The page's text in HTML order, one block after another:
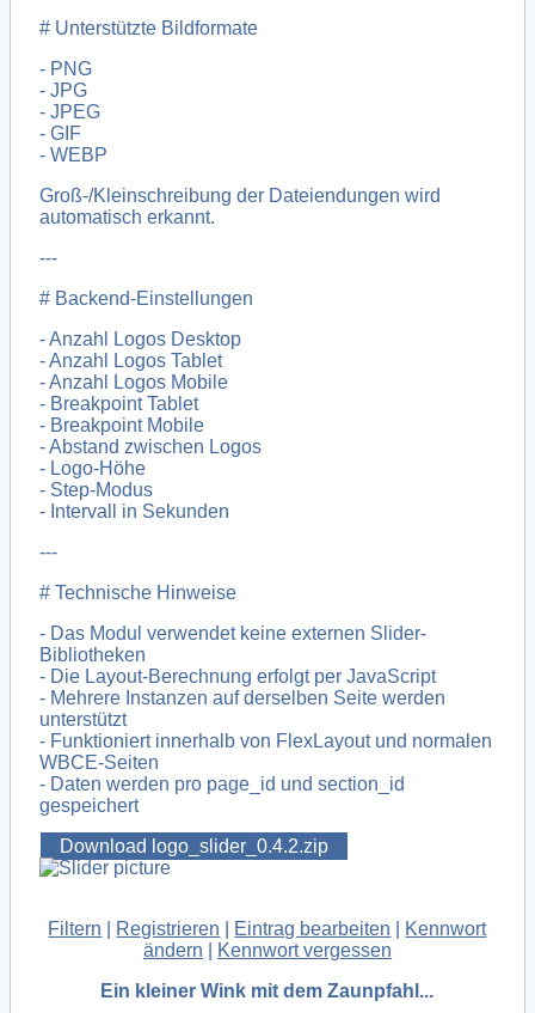
# Unterstützte Bildformate
- PNG
- JPG
- JPEG
- GIF
- WEBP
Groß-/Kleinschreibung der Dateiendungen wird
automatisch erkannt.
---
# Backend-Einstellungen
- Anzahl Logos Desktop
- Anzahl Logos Tablet
- Anzahl Logos Mobile
- Breakpoint Tablet
- Breakpoint Mobile
- Abstand zwischen Logos
- Logo-Höhe
- Step-Modus
- Intervall in Sekunden
---
# Technische Hinweise
- Das Modul verwendet keine externen Slider-
Bibliotheken
- Die Layout-Berechnung erfolgt per JavaScript
- Mehrere Instanzen auf derselben Seite werden
unterstützt
- Funktioniert innerhalb von FlexLayout und normalen
WBCE-Seiten
- Daten werden pro page_id und section_id
gespeichert
Download logo_slider_0.4.2.zip
Filtern Registrieren Eintrag bearbeiten
Kennwort
ändern
Kennwort vergessen
Ein kleiner Wink mit dem Zaunpfahl...